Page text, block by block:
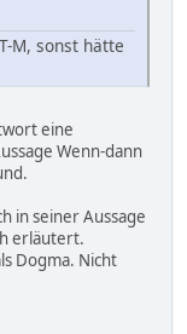
M, sonst hätte
eine
Wenn-dann
in seiner Aussage
erläutert.
Dogma. Nicht